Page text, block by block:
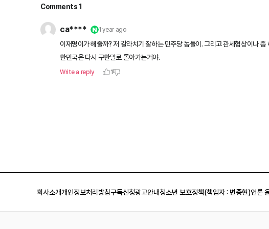
회사소개개인정보처리방침구독신청광고안내청소년 보호정책(책임자 : 변종현)언론